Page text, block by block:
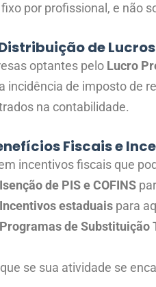
por profissional, e não
de Lucros
optantes pelo Lucro
incidência de imposto de
na contabilidade.
Fiscais e
incentivos fiscais que
Isenção de PIS e COFINS
Incentivos estaduais para
Programas de Substituição
se sua atividade se